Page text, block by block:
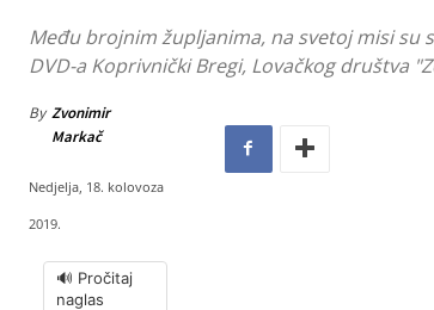
Među brojnim župljanima, na svetoj misi su
DVD-a Koprivnički Bregi, Lovačkog društva
By Zvonimir
Markač
Nedjelja, 18. kolovoza
2019.
🔊 Pročitaj
naglas